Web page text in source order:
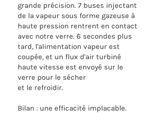
grande précision. 7 buses injectant
de la vapeur sous forme gazeuse à
haute pression rentrent en contact
avec notre verre. 6 secondes plus
tard, l'alimentation vapeur est
coupée, et un flux d'air turbiné
haute vitesse est envoyé sur le
verre pour le sécher
et le refroidir.
Bilan : une efficacité implacable.